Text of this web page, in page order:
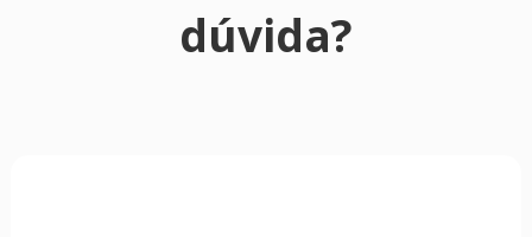
dúvida?